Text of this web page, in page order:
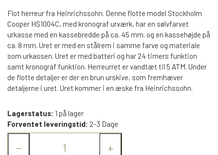
Flot herreur fra Heinrichssohn. Denne flotte model Stockholm
Cooper HS1004C, med kronograf urværk, har en sølvfarvet
urkasse med en kassebredde på ca. 45 mm. og en kassehøjde på
ca. 8 mm. Uret er med en stålrem i samme farve og materiale
som urkassen. Uret er med batteri og har 24 timers funktion
samt kronograf funktion. Herreurret er vandtæt til 5 ATM. Under
de flotte detaljer er der en brun urskive, som fremhæver
detaljerne i uret. Uret kommer i en æske fra Heinrichssohn.
Lagerstatus: 1 på lager
Forventet leveringstid: 2-3 Dage
− +